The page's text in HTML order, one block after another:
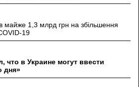
майже 1,3 млрд грн на збільшення
19
что в Украине могут ввести
дня»